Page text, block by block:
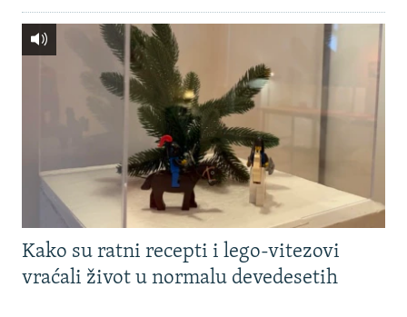
Kako su ratni recepti i lego-vitezovi
vraćali život u normalu devedesetih